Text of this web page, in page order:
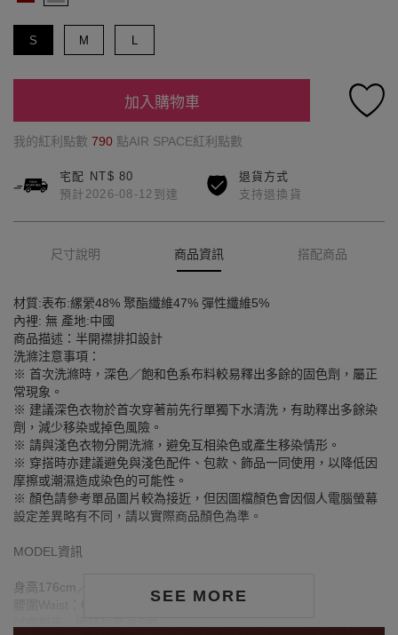
S M L
加入購物車
我的紅利點數 790 點AIR SPACE紅利點數
宅配 NT$ 80
預計2026-08-12到達
退貨方式
支持退換貨
尺寸說明 商品資訊 搭配商品
SEE MORE
材質:表布:縲縈48% 聚酯纖維47% 彈性纖維5%
內裡: 無 產地:中國
商品描述：半開襟排扣設計
洗滌注意事項：
※ 首次洗滌時，深色／飽和色系布料較易釋出多餘的固色劑，屬正
常現象。
※ 建議深色衣物於首次穿著前先行單獨下水清洗，有助釋出多餘染
劑，減少移染或掉色風險。
※ 請與淺色衣物分開洗滌，避免互相染色或產生移染情形。
※ 穿搭時亦建議避免與淺色配件、包款、飾品一同使用，以降低因
摩擦或潮濕造成染色的可能性。
※ 顏色請參考單品圖片較為接近，但因圖檔顏色會因個人電腦螢幕
設定差異略有不同，請以實際商品顏色為準。
MODEL資訊
身高176cm／胸圍Bust：84cm
腰圍Waist：63cm／臀圍hips：90cm